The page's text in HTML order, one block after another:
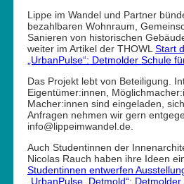
Lippe im Wandel und Partner
bezahlbaren Wohnraum,
Sanieren von historischen
weiter im Artikel der THOWL Start
„UrbanPulse“: Detmolder Schule
Das Projekt lebt von Beteiligung.
Eigentümer:innen,
Macher:innen sind eingeladen,
Anfragen nehmen wir gern
info@lippeimwandel.de.
Auch Studentinnen der
Nicolas Rauch haben ihre Ideen
Studentinnen entwerfen
„UrbanPulse_Detmold“: